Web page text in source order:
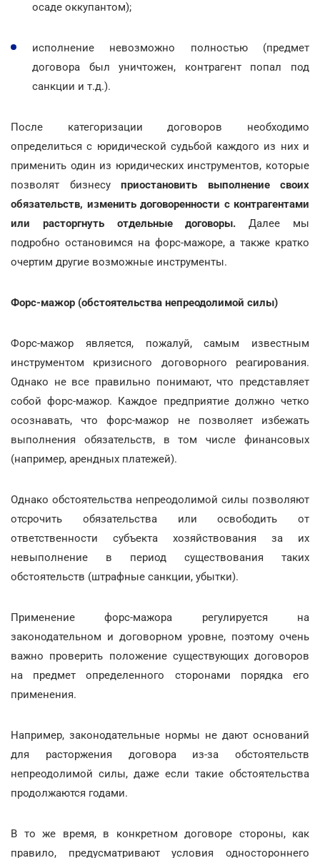
осаде оккупантом);
исполнение невозможно полностью (предмет
договора был уничтожен, контрагент попал под
санкции и т.д.).
После категоризации договоров необходимо
определиться с юридической судьбой каждого из них и
применить один из юридических инструментов, которые
позволят бизнесу приостановить выполнение своих
обязательств, изменить договоренности с контрагентами
или расторгнуть отдельные договоры.Далее мы
подробно остановимся на форс-мажоре, а также кратко
очертим другие возможные инструменты.
Форс-мажор (обстоятельства непреодолимой силы)
Форс-мажор является, пожалуй, самым известным
инструментом кризисного договорного реагирования.
Однако не все правильно понимают, что представляет
собой форс-мажор. Каждое предприятие должно четко
осознавать, что форс-мажор не позволяет избежать
выполнения обязательств, в том числе финансовых
(например, арендных платежей).
Однако обстоятельства непреодолимой силы позволяют
отсрочить обязательства или освободить от
ответственности субъекта хозяйствования за их
невыполнение в период существования таких
обстоятельств (штрафные санкции, убытки).
Применение форс-мажора регулируется на
законодательном и договорном уровне, поэтому очень
важно проверить положение существующих договоров
на предмет определенного сторонами порядка его
применения.
Например, законодательные нормы не дают оснований
для расторжения договора из-за обстоятельств
непреодолимой силы, даже если такие обстоятельства
продолжаются годами.
В то же время, в конкретном договоре стороны, как
правило, предусматривают условия одностороннего